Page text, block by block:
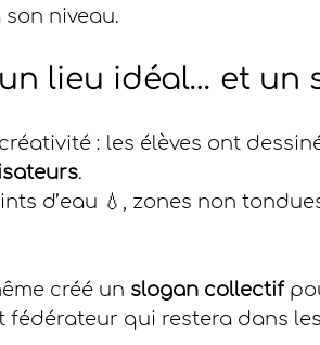
niveau.
lieu idéal… et un
: les élèves ont
.
d’eau 💧, zones non
créé un slogan collectif
fédérateur qui restera dans